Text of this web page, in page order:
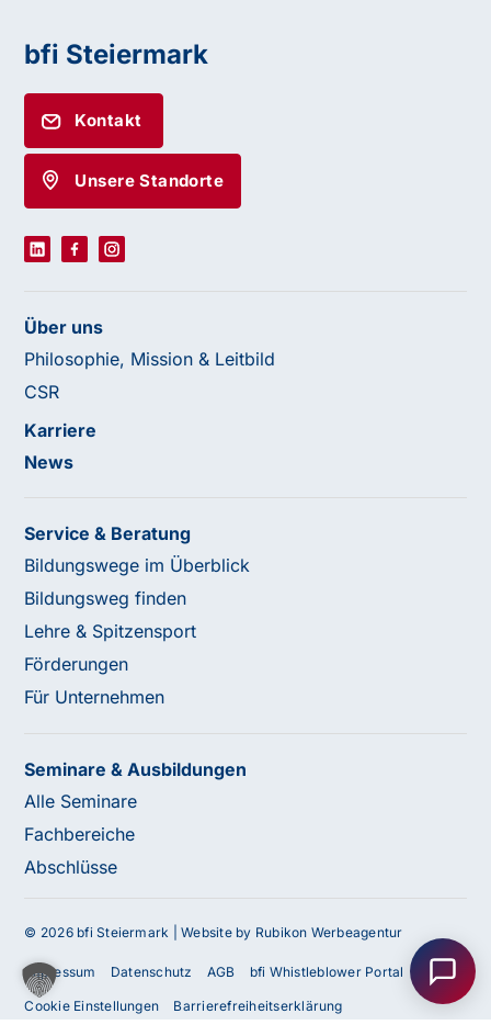
Unterstützung?
Unser Team ist gerne für Sie da! Nehmen Sie jetzt
Kontakt mit uns auf – wir freuen uns auf Ihre Anfrage.
bfi Steiermark
Kontakt
Unsere Standorte
Über uns
Philosophie, Mission & Leitbild
CSR
Karriere
News
Service & Beratung
Bildungswege im Überblick
Bildungsweg finden
Lehre & Spitzensport
Förderungen
Für Unternehmen
Seminare & Ausbildungen
Alle Seminare
Fachbereiche
Abschlüsse
© 2026 bfi Steiermark |Website by Rubikon Werbeagentur
Impressum Datenschutz AGB bfi Whistleblower Portal
Cookie Einstellungen Barrierefreiheitserklärung